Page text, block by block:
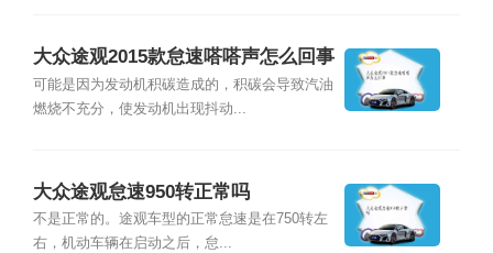
大众途观2015款怠速嗒嗒声怎么回事
可能是因为发动机积碳造成的，积碳会导致汽油
燃烧不充分，使发动机出现抖动...
大众途观怠速950转正常吗
不是正常的。途观车型的正常怠速是在750转左
右，机动车辆在启动之后，怠...